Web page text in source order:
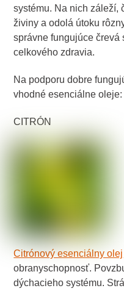
systému. Na nich záleží,
živiny a odolá útoku
správne fungujúce črevá
celkového zdravia.
Na podporu dobre
vhodné esenciálne oleje:
CITRÓN
Citrónový esenciálny olej
obranyschopnosť.
dýchacieho systému.